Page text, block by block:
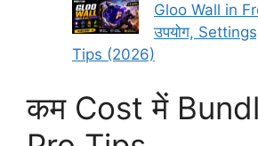
Gloo Wall in
उपयोग,
Tips (2026)
कम Cost में